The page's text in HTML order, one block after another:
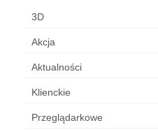
3D
Akcja
Aktualności
Klienckie
Przeglądarkowe